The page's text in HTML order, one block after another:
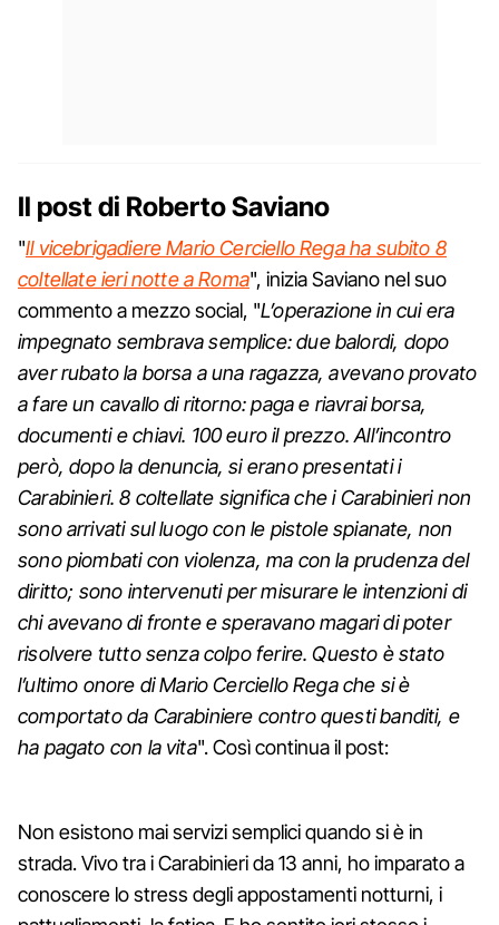
Il post di Roberto Saviano
"Il vicebrigadiere Mario Cerciello Rega ha subito 8
coltellate ieri notte a Roma", inizia Saviano nel suo
commento a mezzo social, "L’operazione in cui era
impegnato sembrava semplice: due balordi, dopo
aver rubato la borsa a una ragazza, avevano provato
a fare un cavallo di ritorno: paga e riavrai borsa,
documenti e chiavi. 100 euro il prezzo. All’incontro
però, dopo la denuncia, si erano presentati i
Carabinieri. 8 coltellate significa che i Carabinieri non
sono arrivati sul luogo con le pistole spianate, non
sono piombati con violenza, ma con la prudenza del
diritto; sono intervenuti per misurare le intenzioni di
chi avevano di fronte e speravano magari di poter
risolvere tutto senza colpo ferire. Questo è stato
l’ultimo onore di Mario Cerciello Rega che si è
comportato da Carabiniere contro questi banditi, e
ha pagato con la vita". Così continua il post:
Non esistono mai servizi semplici quando si è in
strada. Vivo tra i Carabinieri da 13 anni, ho imparato a
conoscere lo stress degli appostamenti notturni, i